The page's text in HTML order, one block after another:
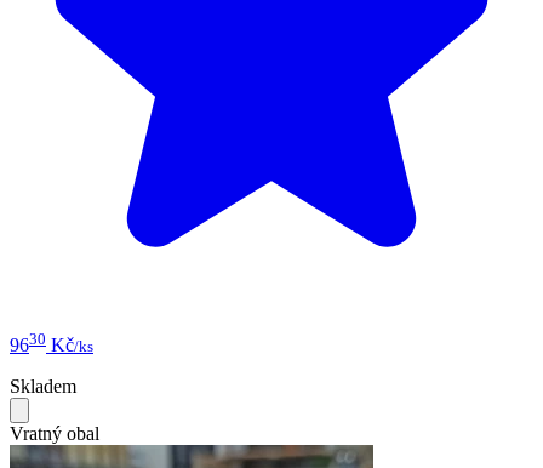
9630 Kč/ks
Skladem
Vratný obal